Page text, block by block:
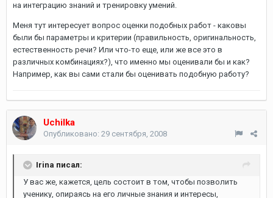
на интеграцию знаний и тренировку умений.
Меня тут интересует вопрос оценки подобных работ - каковы
были бы параметры и критерии (правильность, оригинальность,
естественность речи? Или что-то еще, или же все это в
различных комбинациях?), что именно мы оценивали бы и как?
Например, как вы сами стали бы оценивать подобную работу?
Uchilka
Опубликовано: 29 сентября, 2008
Irina писал:
У вас же, кажется, цель состоит в том, чтобы позволить
ученику, опираясь на его личные знания и интересы,